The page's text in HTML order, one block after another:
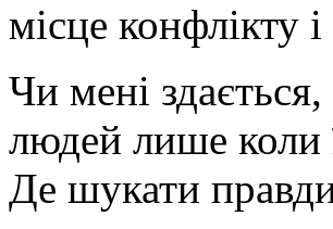
місце конфлікту
Чи мені
людей лише коли
Де шукати